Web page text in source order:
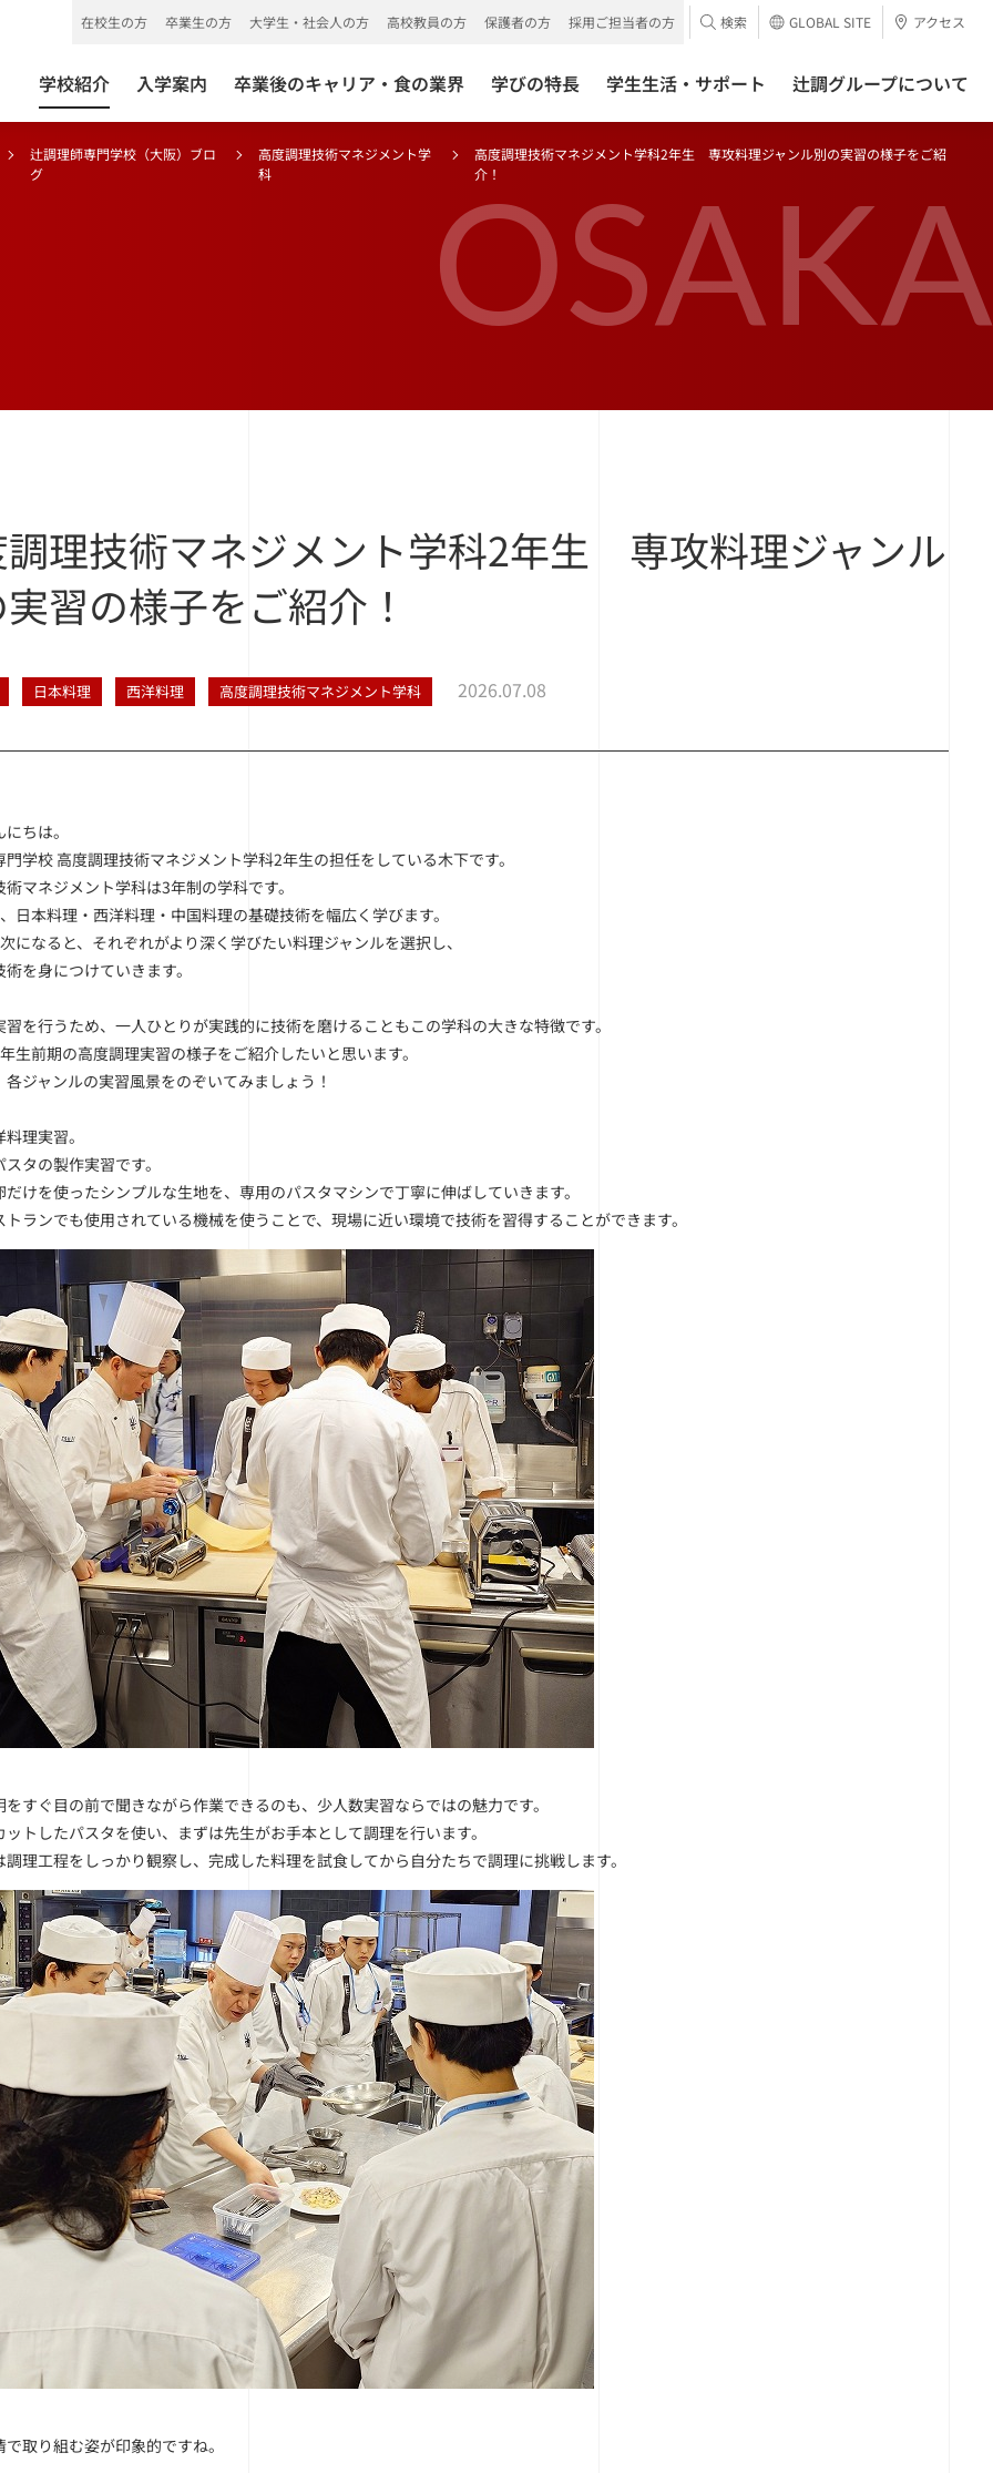
学校紹介 入学案内 卒業後のキャリア・食の業界 学びの特長 学生生活・サポート 辻調グループについて
在校生の方 卒業生の方 大学生・社会人の方 高校教員の方 保護者の方 採用ご担当者の方 検索 GLOBAL SITE アクセス
OSAKA
辻調理師専門学校（大阪）ブロ
グ
高度調理技術マネジメント学
科
高度調理技術マネジメント学科2年生 専攻料理ジャンル別の実習の様子をご紹
介！
理技術マネジメント学科2年生 専攻料理ジャンル
習の様子をご紹介！
日本料理 西洋料理 高度調理技術マネジメント学科 2026.07.08
ちは。
学校 高度調理技術マネジメント学科2年生の担任をしている木下です。
マネジメント学科は3年制の学科です。
日本料理・西洋料理・中国料理の基礎技術を幅広く学びます。
になると、それぞれがより深く学びたい料理ジャンルを選択し、
を身につけていきます。
習を行うため、一人ひとりが実践的に技術を磨けることもこの学科の大きな特徴です。
生前期の高度調理実習の様子をご紹介したいと思います。
ジャンルの実習風景をのぞいてみましょう！
理実習。
タの製作実習です。
だけを使ったシンプルな生地を、専用のパスタマシンで丁寧に伸ばしていきます。
トランでも使用されている機械を使うことで、現場に近い環境で技術を習得することができます。
をすぐ目の前で聞きながら作業できるのも、少人数実習ならではの魅力です。
トしたパスタを使い、まずは先生がお手本として調理を行います。
調理工程をしっかり観察し、完成した料理を試食してから自分たちで調理に挑戦します。
取り組む姿が印象的ですね。